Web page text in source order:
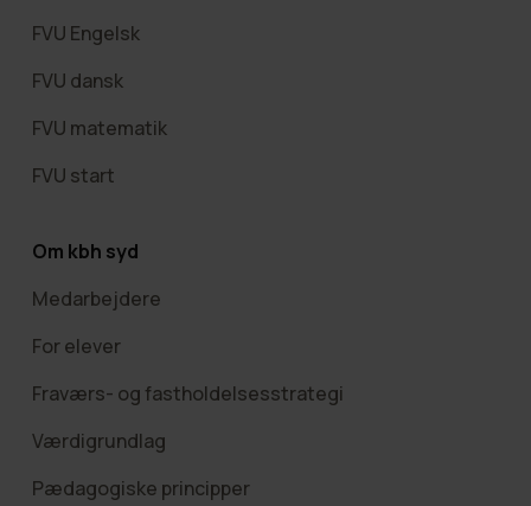
FVU Engelsk
FVU dansk
FVU matematik
FVU start
Om kbh syd
Medarbejdere
For elever
Fraværs- og fastholdelsesstrategi
Værdigrundlag
Pædagogiske principper